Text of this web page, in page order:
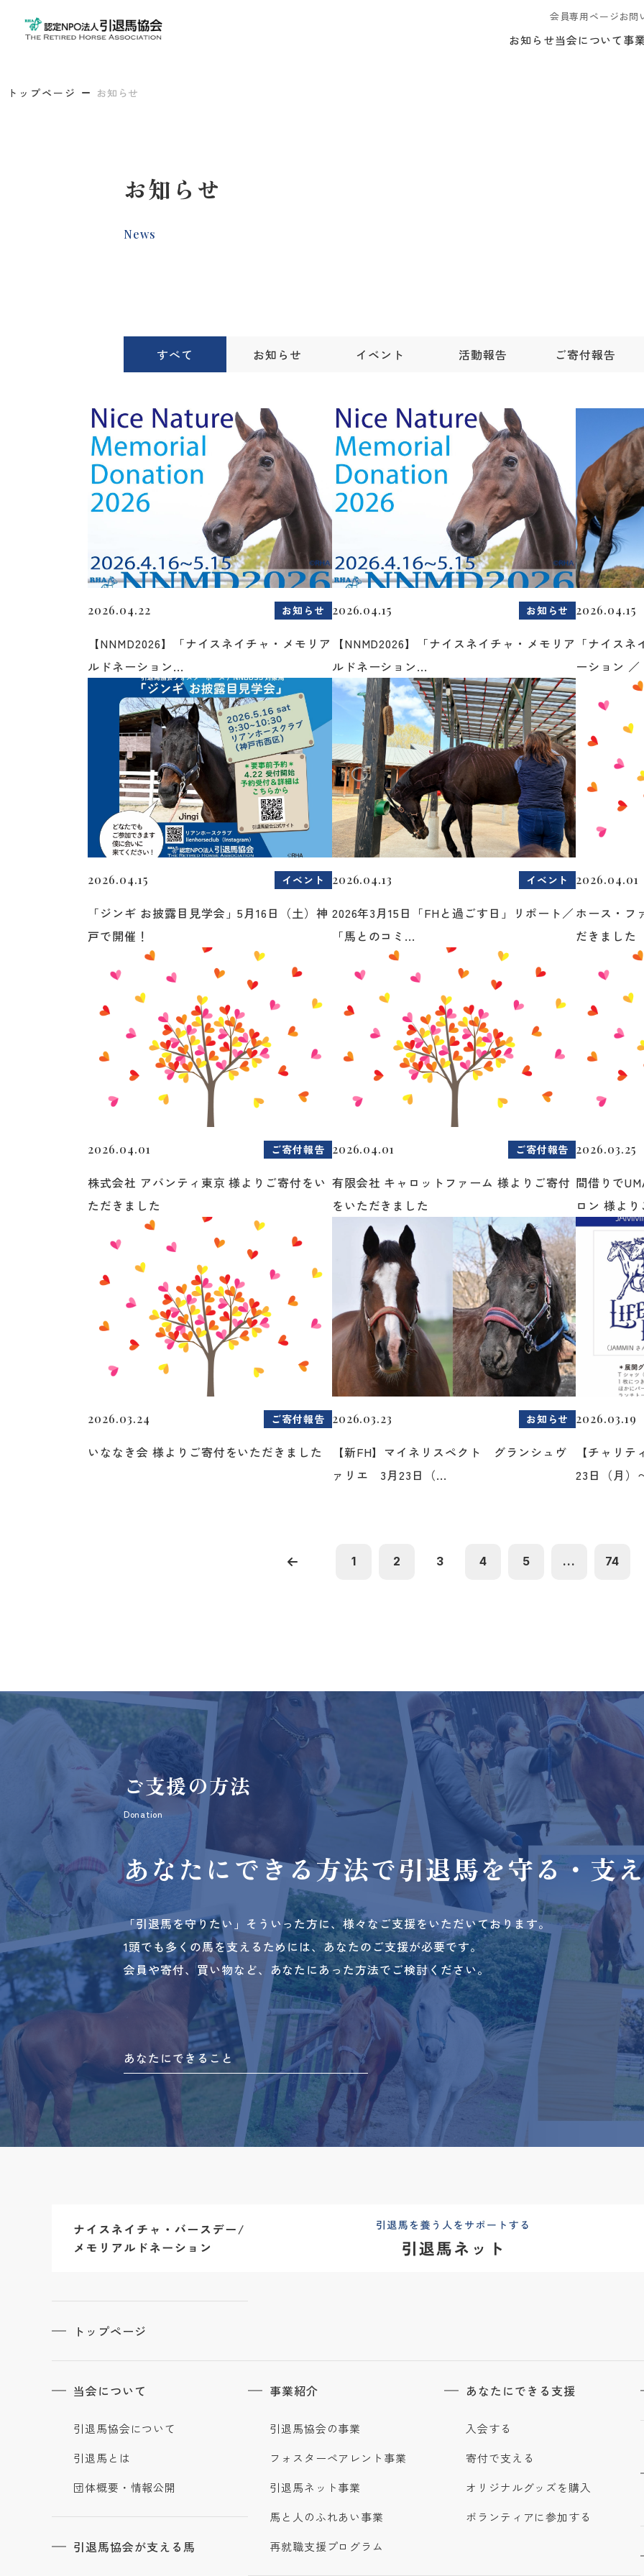
会員専用ページお問
お知らせ当会について事
トップページ お知らせ
お知らせ
News
すべて お知らせ イベント 活動報告 ご寄付報告
2026.04.22 お知らせ
【NNMD2026】「ナイスネイチャ・メモリア
ルドネーション...
2026.04.15 お知らせ
【NNMD2026】「ナイスネイチャ・メモリア
ルドネーション...
2026.04.15
「ナイス
ーション
2026.04.15 イベント
「ジンギ お披露目見学会」5月16日（土）神
戸で開催！
2026.04.13 イベント
2026年3月15日「FHと過ごす日」リポート／
「馬とのコミ...
2026.04.01
ホース・フ
だきました
2026.04.01 ご寄付報告
株式会社 アバンティ東京 様よりご寄付をい
ただきました
2026.04.01 ご寄付報告
有限会社 キャロットファーム 様よりご寄付
をいただきました
2026.03.25
間借りで
ロン 様よ
2026.03.24 ご寄付報告
いななき会 様よりご寄付をいただきました
2026.03.23 お知らせ
【新FH】マイネリスペクト グランシュヴ
ァリエ 3月23日（...
2026.03.19
【チャリ
23日（月）
1 2 3 4 5 ... 74
ご支援の方法
Donation
あなたにできる方法で引退馬を守る・支
「引退馬を守りたい」そういった方に、様々なご支援をいただいております。
1頭でも多くの馬を支えるためには、あなたのご支援が必要です。
会員や寄付、買い物など、あなたにあった方法でご検討ください。
あなたにできること
トップページ
当会について
引退馬協会について
引退馬とは
団体概要・情報公開
引退馬協会が支える馬
事業紹介
引退馬協会の事業
フォスターペアレント事業
引退馬ネット事業
馬と人のふれあい事業
再就職支援プログラム
あなたにできる支援
入会する
寄付で支える
オリジナルグッズを購入
ボランティアに参加する